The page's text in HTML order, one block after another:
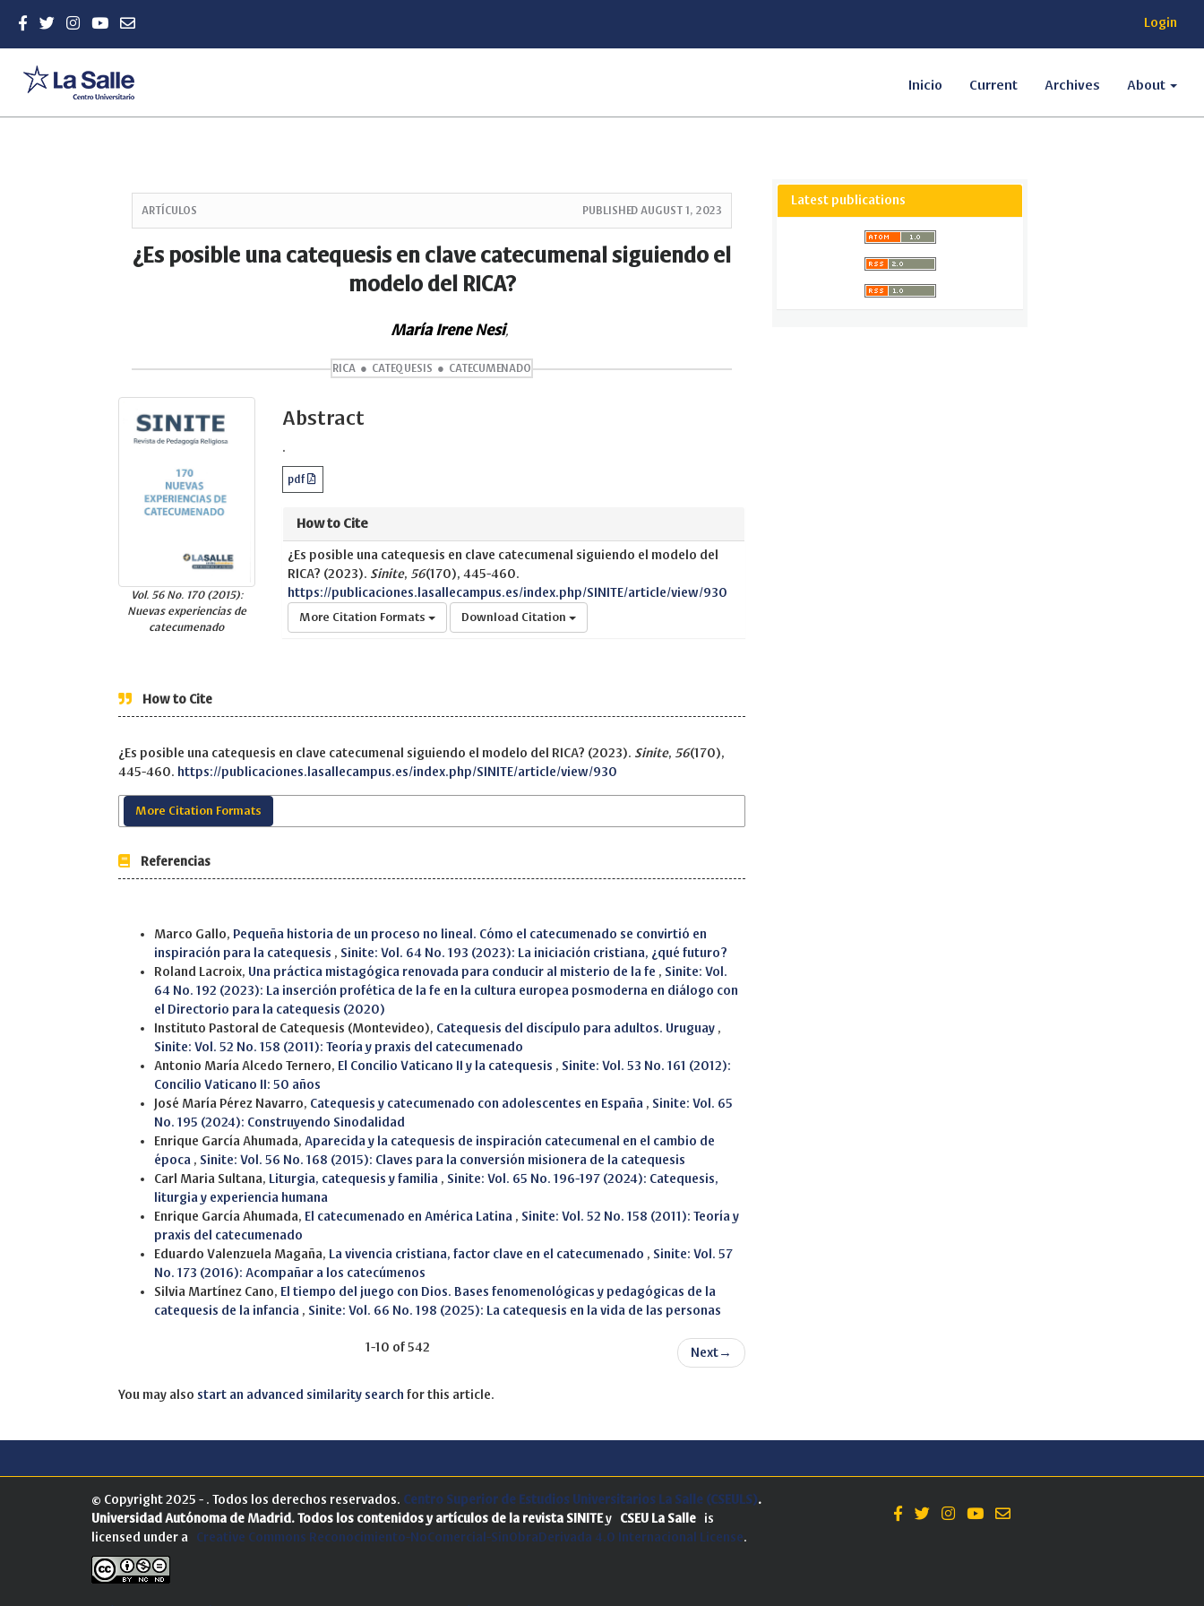
Login
Inicio Current Archives About
ARTÍCULOS PUBLISHED AUGUST 1, 2023
¿Es posible una catequesis en clave catecumenal siguiendo el
modelo del RICA?
María Irene Nesi,
RICA CATEQUESIS CATECUMENADO
Vol. 56 No. 170 (2015):
Nuevas experiencias de
catecumenado
Abstract
.
pdf
How to Cite
¿Es posible una catequesis en clave catecumenal siguiendo el modelo del
RICA? (2023). Sinite, 56(170), 445-460.
https://publicaciones.lasallecampus.es/index.php/SINITE/article/view/930
More Citation Formats Download Citation
How to Cite
¿Es posible una catequesis en clave catecumenal siguiendo el modelo del RICA? (2023). Sinite, 56(170),
445-460. https://publicaciones.lasallecampus.es/index.php/SINITE/article/view/930
More Citation Formats
Referencias
Marco Gallo, Pequeña historia de un proceso no lineal. Cómo el catecumenado se convirtió en
inspiración para la catequesis , Sinite: Vol. 64 No. 193 (2023): La iniciación cristiana, ¿qué futuro?
Roland Lacroix, Una práctica mistagógica renovada para conducir al misterio de la fe , Sinite: Vol.
64 No. 192 (2023): La inserción profética de la fe en la cultura europea posmoderna en diálogo con
el Directorio para la catequesis (2020)
Instituto Pastoral de Catequesis (Montevideo), Catequesis del discípulo para adultos. Uruguay ,
Sinite: Vol. 52 No. 158 (2011): Teoría y praxis del catecumenado
Antonio María Alcedo Ternero, El Concilio Vaticano II y la catequesis , Sinite: Vol. 53 No. 161 (2012):
Concilio Vaticano II: 50 años
José María Pérez Navarro, Catequesis y catecumenado con adolescentes en España , Sinite: Vol. 65
No. 195 (2024): Construyendo Sinodalidad
Enrique García Ahumada, Aparecida y la catequesis de inspiración catecumenal en el cambio de
época , Sinite: Vol. 56 No. 168 (2015): Claves para la conversión misionera de la catequesis
Carl Maria Sultana, Liturgia, catequesis y familia , Sinite: Vol. 65 No. 196-197 (2024): Catequesis,
liturgia y experiencia humana
Enrique García Ahumada, El catecumenado en América Latina , Sinite: Vol. 52 No. 158 (2011): Teoría y
praxis del catecumenado
Eduardo Valenzuela Magaña, La vivencia cristiana, factor clave en el catecumenado , Sinite: Vol. 57
No. 173 (2016): Acompañar a los catecúmenos
Silvia Martínez Cano, El tiempo del juego con Dios. Bases fenomenológicas y pedagógicas de la
catequesis de la infancia , Sinite: Vol. 66 No. 198 (2025): La catequesis en la vida de las personas
1-10 of 542 Next →
You may also start an advanced similarity search for this article.
Latest publications
© Copyright 2025 - . Todos los derechos reservados. Centro Superior de Estudios Universitarios La Salle (CSEULS).
Universidad Autónoma de Madrid. Todos los contenidos y artículos de la revista SINITEy CSEU La Salle is
licensed under a Creative Commons Reconocimiento-NoComercial-SinObraDerivada 4.0 Internacional License.